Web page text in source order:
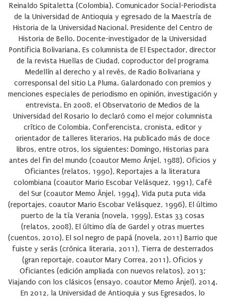
Reinaldo Spitaletta (Colombia). Comunicador Social-Periodista
de la Universidad de Antioquia y egresado de la Maestría de
Historia de la Universidad Nacional. Presidente del Centro de
Historia de Bello. Docente-investigador de la Universidad
Pontificia Bolivariana. Es columnista de El Espectador, director
de la revista Huellas de Ciudad, coproductor del programa
Medellín al derecho y al revés, de Radio Bolivariana y
corresponsal del sitio La Pluma. Galardonado con premios y
menciones especiales de periodismo en opinión, investigación y
entrevista. En 2008, el Observatorio de Medios de la
Universidad del Rosario lo declaró como el mejor columnista
crítico de Colombia. Conferencista, cronista, editor y
orientador de talleres literarios. Ha publicado más de doce
libros, entre otros, los siguientes: Domingo, Historias para
antes del fin del mundo (coautor Memo Ánjel, 1988), Oficios y
Oficiantes (relatos, 1990), Reportajes a la literatura
colombiana (coautor Mario Escobar Velásquez, 1991), Café
del Sur (coautor Memo Ánjel, 1994), Vida puta puta vida
(reportajes, coautor Mario Escobar Velásquez, 1996), El último
puerto de la tía Verania (novela, 1999), Estas 33 cosas
(relatos, 2008), El último día de Gardel y otras muertes
(cuentos, 2010), El sol negro de papá (novela, 2011) Barrio que
fuiste y serás (crónica literaria, 2011), Tierra de desterrados
(gran reportaje, coautor Mary Correa, 2011), Oficios y
Oficiantes (edición ampliada con nuevos relatos), 2013;
Viajando con los clásicos (ensayo, coautor Memo Ánjel), 2014.
En 2012, la Universidad de Antioquia y sus Egresados, lo